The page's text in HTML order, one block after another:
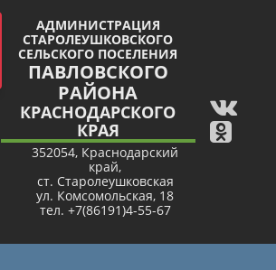
АДМИНИСТРАЦИЯ
СТАРОЛЕУШКОВСКОГО
СЕЛЬСКОГО ПОСЕЛЕНИЯ
ПАВЛОВСКОГО
РАЙОНА
КРАСНОДАРСКОГО
КРАЯ
352054, Краснодарский
край,
ст. Старолеушковская
ул. Комсомольская, 18
тел. +7(86191)4-55-67